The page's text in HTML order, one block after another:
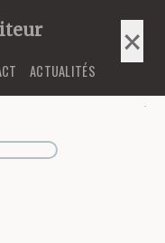
ACTUALITÉS
×
×